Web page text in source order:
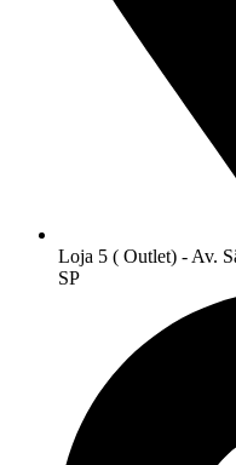
Loja 5 ( Outlet) - Av.
SP